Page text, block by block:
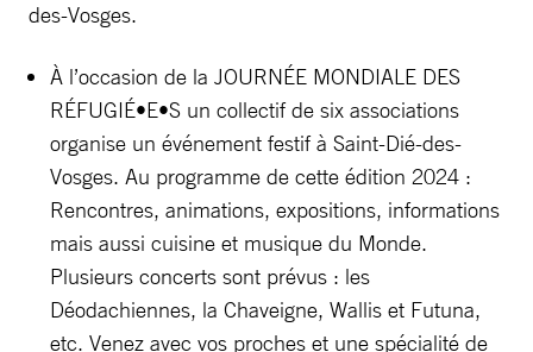
des-Vosges.
À l’occasion de la JOURNÉE MONDIALE DES
RÉFUGIÉ•E•S un collectif de six associations
organise un événement festif à Saint-Dié-des-
Vosges. Au programme de cette édition 2024 :
Rencontres, animations, expositions, informations
mais aussi cuisine et musique du Monde.
Plusieurs concerts sont prévus : les
Déodachiennes, la Chaveigne, Wallis et Futuna,
etc. Venez avec vos proches et une spécialité de